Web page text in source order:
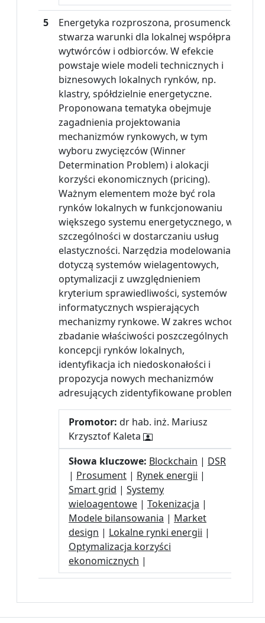
5
Energetyka rozproszona, prosumencka,
stwarza warunki dla lokalnej współpracy
wytwórców i odbiorców. W efekcie
powstaje wiele modeli technicznych i
biznesowych lokalnych rynków, np.
klastry, spółdzielnie energetyczne.
Proponowana tematyka obejmuje
zagadnienia projektowania
mechanizmów rynkowych, w tym
wyboru zwycięzców (Winner
Determination Problem) i alokacji
korzyści ekonomicznych (pricing).
Ważnym elementem może być rola
rynków lokalnych w funkcjonowaniu
większego systemu energetycznego, w
szczególności w dostarczaniu usług
elastyczności. Narzędzia modelowania
dotyczą systemów wielagentowych,
optymalizacji z uwzględnieniem
kryterium sprawiedliwości, systemów
informatycznych wspierających
mechanizmy rynkowe. W zakres wchodzi
zbadanie właściwości poszczególnych
koncepcji rynków lokalnych,
identyfikacja ich niedoskonałości i
propozycja nowych mechanizmów
adresujących zidentyfikowane problemy.
Promotor: dr hab. inż. Mariusz
Krzysztof Kaleta
Słowa kluczowe: Blockchain | DSR
| Prosument | Rynek energii |
Smart grid | Systemy
wieloagentowe | Tokenizacja |
Modele bilansowania | Market
design | Lokalne rynki energii |
Optymalizacja korzyści
ekonomicznych |